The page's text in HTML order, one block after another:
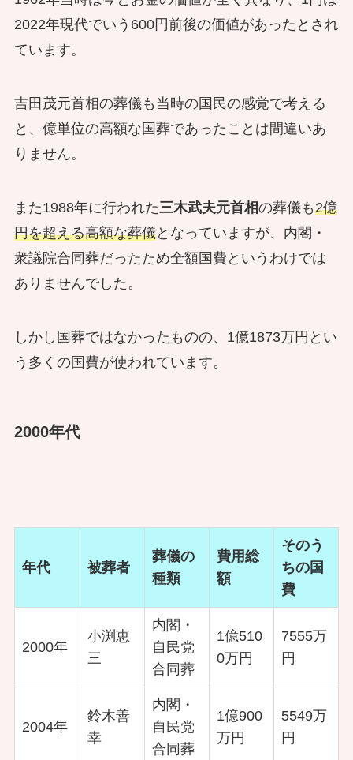
2022年現代でいう600円前後の価値があったとされ
ています。
吉田茂元首相の葬儀も当時の国民の感覚で考える
と、億単位の高額な国葬であったことは間違いあ
りません。
また1988年に行われた三木武夫元首相の葬儀も2億
円を超える高額な葬儀となっていますが、内閣・
衆議院合同葬だったため全額国費というわけでは
ありませんでした。
しかし国葬ではなかったものの、1億1873万円とい
う多くの国費が使われています。
2000年代
年代 被葬者
葬儀の
種類
費用総
額
そのう
ちの国
費
2000年
小渕恵
三
内閣・
自民党
合同葬
1億510
0万円
7555万
円
2004年
鈴木善
幸
内閣・
自民党
合同葬
1億900
万円
5549万
円